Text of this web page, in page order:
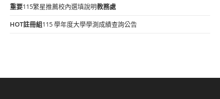
重要115繁星推薦校內選填說明教務處
HOT註冊組115 學年度大學學測成績查詢公告